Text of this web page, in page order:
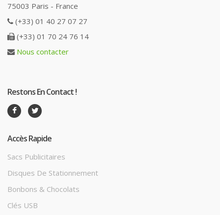
75003 Paris - France
(+33) 01 40 27 07 27
(+33) 01 70 24 76 14
Nous contacter
Restons En Contact !
Accès Rapide
Sacs Publicitaires
Disques De Stationnement
Bonbons & Chocolats
Clés USB